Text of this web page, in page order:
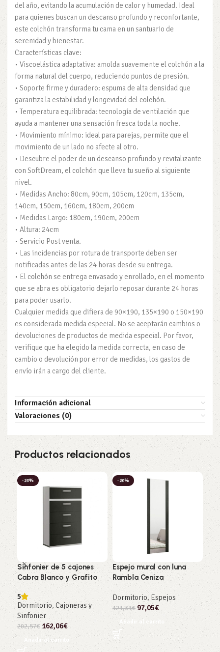
del año, evitando la acumulación de calor y humedad. Ideal
para quienes buscan un descanso profundo y reconfortante,
este colchón transforma tu cama en un santuario de
serenidad y bienestar.
Características clave:
• Viscoelástica adaptativa: amolda suavemente el colchón a la
forma natural del cuerpo, reduciendo puntos de presión.
• Soporte firme y duradero: espuma de alta densidad que
garantiza la estabilidad y longevidad del colchón.
• Temperatura equilibrada: tecnología de ventilación que
ayuda a mantener una sensación fresca toda la noche.
• Movimiento mínimo: ideal para parejas, permite que el
movimiento de un lado no afecte al otro.
• Descubre el poder de un descanso profundo y revitalizante
con SoftDream, el colchón que lleva tu sueño al siguiente
nivel.
• Medidas Ancho: 80cm, 90cm, 105cm, 120cm, 135cm,
140cm, 150cm, 160cm, 180cm, 200cm
• Medidas Largo: 180cm, 190cm, 200cm
• Altura: 24cm
• Servicio Post venta.
• Las incidencias por rotura de transporte deben ser
notificadas antes de las 24 horas desde su entrega.
• El colchón se entrega envasado y enrollado, en el momento
que se abra es obligatorio dejarlo reposar durante 24 horas
para poder usarlo.
Cualquier medida que difiera de 90×190, 135×190 o 150×190
es considerada medida especial. No se aceptarán cambios o
devoluciones de productos de medida especial. Por favor,
verifique que ha elegido la medida correcta, en caso de
cambio o devolución por error de medidas, los gastos de
envío irán a cargo del cliente.
Información adicional
Valoraciones (0)
Productos relacionados
-20%
Sinfonier de 5 cajones
Cabra Blanco y Grafito
5
Dormitorio, Cajoneras y
Sinfonier
202,57€ 162,06€
Añadir al carrito
-20%
Espejo mural con luna
Rambla Ceniza
Dormitorio,Espejos
121,31€ 97,05€
Añadir al carrito